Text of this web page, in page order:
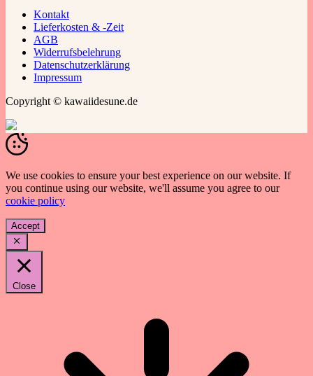
Kontakt
Lieferkosten & -Zeit
AGB
Widerrufsbelehrung
Datenschutzerklärung
Impressum
Copyright © kawaiidesune.de
We use cookies to ensure your best experience on our website. If
you continue using our website, we'll assume you agree to our
cookie policy
Accept
Close